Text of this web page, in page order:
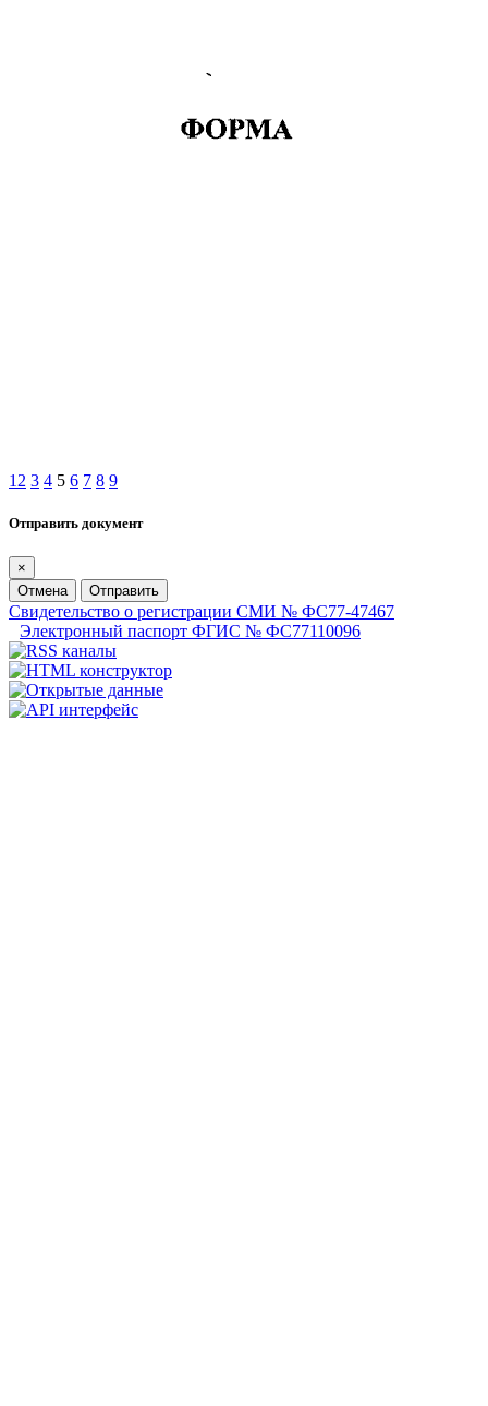
1 2 3 4 5 6 7 8 9
Отправить документ
×
Отмена
Отправить
Свидетельство о регистрации СМИ № ФС77-47467
Электронный паспорт ФГИС № ФС77110096